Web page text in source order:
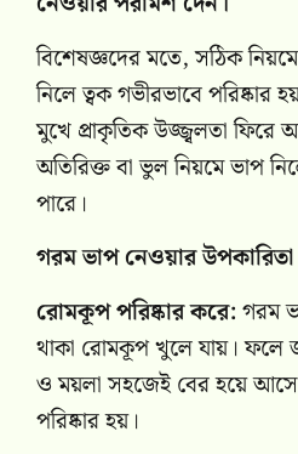
বিশেষজ্ঞদের মতে, সঠিক
নিলে ত্বক গভীরভাবে পরিষ্কার
মুখে প্রাকৃতিক উজ্জ্বলতা ফিরে
অতিরিক্ত বা ভুল নিয়মে ভাপ
পারে।
গরম ভাপ নেওয়ার উপকারিতা
রোমকূপ পরিষ্কার করে:গরম
থাকা রোমকূপ খুলে যায়। ফলে
ও ময়লা সহজেই বের হয়ে আসে
পরিষ্কার হয়।